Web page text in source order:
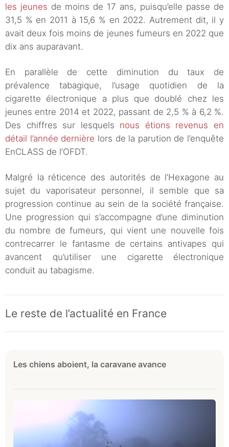
les jeunes de moins de 17 ans, puisqu’elle passe de
31,5 % en 2011 à 15,6 % en 2022. Autrement dit, il y
avait deux fois moins de jeunes fumeurs en 2022 que
dix ans auparavant.
En parallèle de cette diminution du taux de
prévalence tabagique, l’usage quotidien de la
cigarette électronique a plus que doublé chez les
jeunes entre 2014 et 2022, passant de 2,5 % à 6,2 %.
Des chiffres sur lesquels nous étions revenus en
détail l’année dernière lors de la parution de l’enquête
EnCLASS de l’OFDT.
Malgré la réticence des autorités de l’Hexagone au
sujet du vaporisateur personnel, il semble que sa
progression continue au sein de la société française.
Une progression qui s’accompagne d’une diminution
du nombre de fumeurs, qui vient une nouvelle fois
contrecarrer le fantasme de certains antivapes qui
avancent qu’utiliser une cigarette électronique
conduit au tabagisme.
Le reste de l’actualité en France
Les chiens aboient, la caravane avance